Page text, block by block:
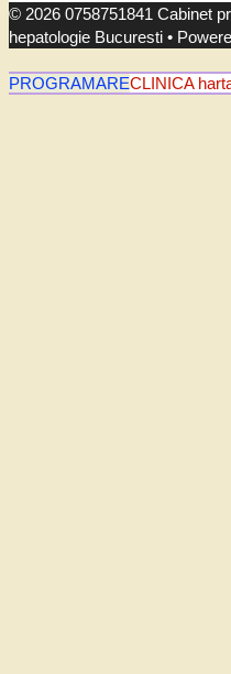
© 2026 0758751841 Cabinet
hepatologie Bucuresti •
PROGRAMARECLINICA